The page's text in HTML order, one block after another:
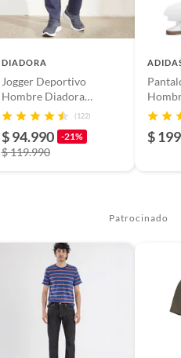
DIADORA
Jogger Deportivo
Hombre Diadora
Lifestyle
(122)
$ 94.990 -21%
$ 119.990
$
Patrocinado